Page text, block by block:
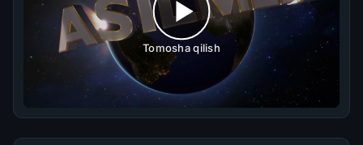
Tomosha qilish